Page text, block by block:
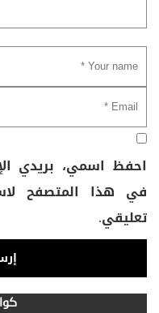
احفظ اسمي، بريدي
في هذا المتصفح
تعليقي.